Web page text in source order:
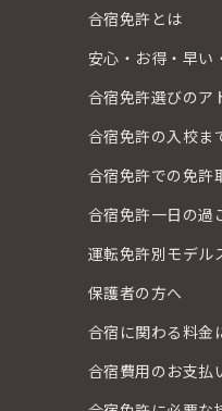
合宿免許とは
安心・お得・早い
合宿免許選びのア
合宿免許の入校ま
合宿免許での免許
合宿免許一日の過
運転免許別モデル
保護者の方へ
合宿に関わる料金
合宿費用のお支払